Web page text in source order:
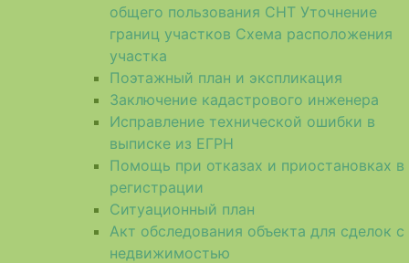
общего пользования СНТ Уточнение
границ участков Схема расположения
участка
Поэтажный план и экспликация
Заключение кадастрового инженера
Исправление технической ошибки в
выписке из ЕГРН
Помощь при отказах и приостановках в
регистрации
Ситуационный план
Акт обследования объекта для сделок с
недвижимостью